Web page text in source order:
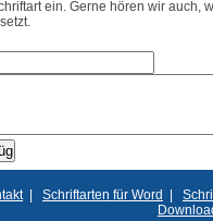
ein. Gerne hören wir auch,
| Schriftarten für Word |